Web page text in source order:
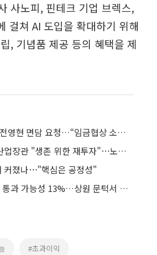
사노피, 핀테크 기업 브렉스,
걸쳐 AI 도입을 확대하기 위해
, 기념품 제공 등의 혜택을 제
삼성전자 초기업노조, 전영현 면담 요청…“임금협상 소외 직원 사기 진작 논의”
'반도체 이윤 딜레마' 산업장관 "생존 위한 재투자"⋯노동장관 "원하청 분배"
커졌나⋯"핵심은 공정성"
美 클래리티 법안 연내 통과 가능성 13%…상원 문턱서 제동
#초과이익